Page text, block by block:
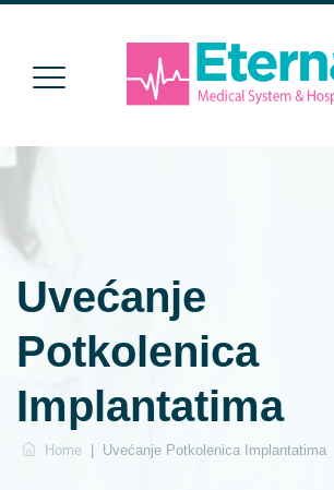
Uvećanje
Potkolenica
Implantatima
Home Uvećanje Potkolenica Implantatima